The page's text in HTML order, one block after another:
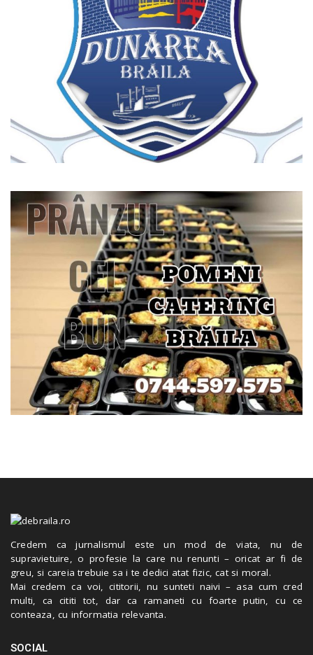
Credem ca jurnalismul este un mod de viata, nu de
supravietuire, o profesie la care nu renunti – oricat ar fi de
greu, si careia trebuie sa i te dedici atat fizic, cat si moral.
Mai credem ca voi, cititorii, nu sunteti naivi – asa cum cred
multi, ca cititi tot, dar ca ramaneti cu foarte putin, cu ce
conteaza, cu informatia relevanta.
SOCIAL